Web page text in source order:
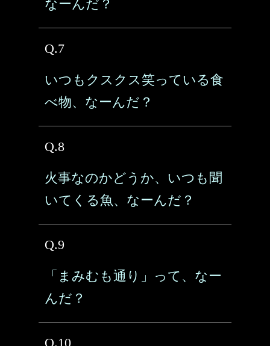
なーんだ？
Q.7
いつもクスクス笑っている食
べ物、なーんだ？
Q.8
火事なのかどうか、いつも聞
いてくる魚、なーんだ？
Q.9
「まみむも通り」って、なー
んだ？
Q.10